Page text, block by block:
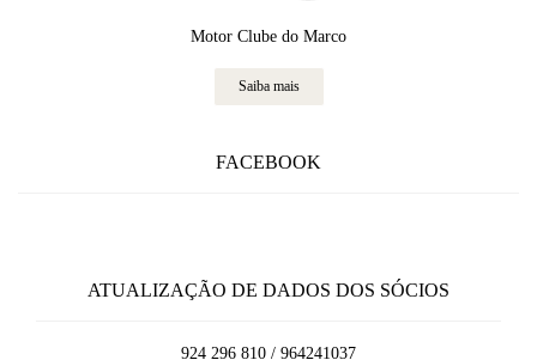
Motor Clube do Marco
Saiba mais
FACEBOOK
ATUALIZAÇÃO DE DADOS DOS SÓCIOS
924 296 810 / 964241037